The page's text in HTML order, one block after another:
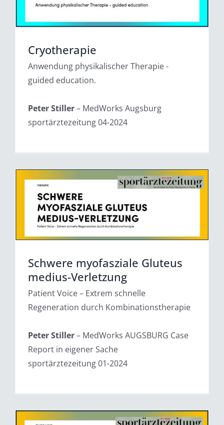
Cryotherapie
Anwendung physikalischer Therapie -
guided education.
Peter Stiller– MedWorks Augsburg
sportärztezeitung 04-2024
Schwere myofasziale Gluteus
medius-Verletzung
Patient Voice – Extrem schnelle
Regeneration durch Kombinationstherapie
Peter Stiller– MedWorks AUGSBURG Case
Report in eigener Sache
sportärztezeitung 01-2024